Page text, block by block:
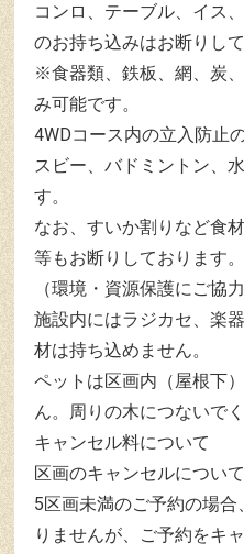
コンロ、テーブル、イス
のお持ち込みはお断りして
※食器類、鉄板、網、炭
み可能です。
4WDコース内の立入防止
スビー、バドミントン、
す。
なお、すいか割りなど食
等もお断りしております。
（環境・資源保護にご協
施設内にはラジカセ、楽
材は持ち込めません。
ペットは区画内（屋根下
ん。周りの木につないでく
キャンセル料について
区画のキャンセルについて
5区画未満のご予約の場
りませんが、ご予約をキ